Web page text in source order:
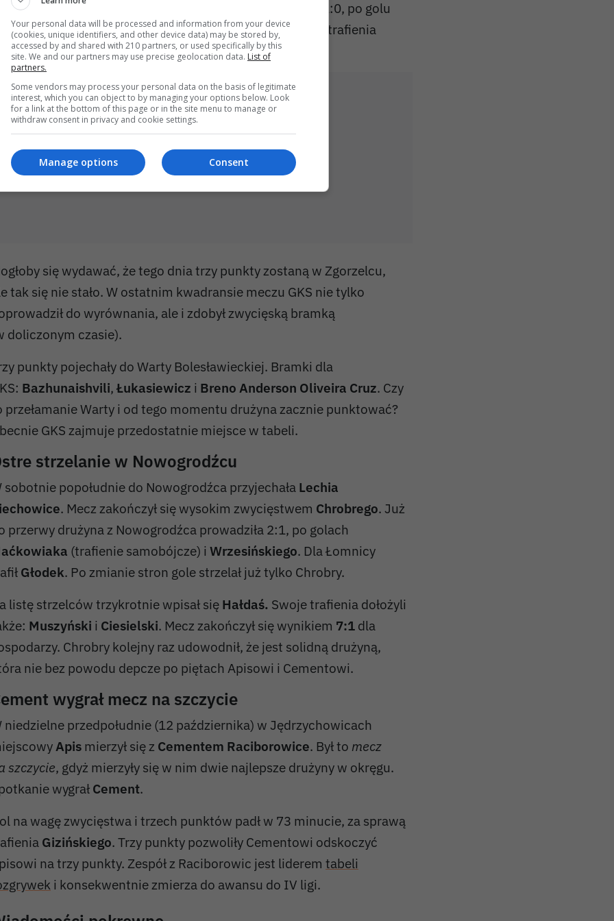
. Do przerwy gospodarze prowadzili 1:0, po golu
. W 56 minucie było 2:0 dla Nysy, za sprawą trafienia
.
się wydawać, że tego dnia trzy punkty zostaną w Zgorzelcu,
tak się nie stało. W ostatnim kwadransie meczu GKS nie tylko
do wyrównania, ale i zdobył zwycięską bramką
doliczonym czasie).
punkty pojechały do Warty Bolesławieckiej. Bramki dla
Bazhunaishvili, Łukasiewicz i Breno Anderson Oliveira Cruz. Czy
przełamanie Warty i od tego momentu drużyna zacznie punktować?
GKS zajmuje przedostatnie miejsce w tabeli.
strzelanie w Nowogrodźcu
sobotnie popołudnie do Nowogrodźca przyjechała Lechia
. Mecz zakończył się wysokim zwycięstwem Chrobrego. Już
przerwy drużyna z Nowogrodźca prowadziła 2:1, po golach
(trafienie samobójcze) i Wrzesińskiego. Dla Łomnicy
Głodek. Po zmianie stron gole strzelał już tylko Chrobry.
listę strzelców trzykrotnie wpisał się Hałdaś. Swoje trafienia dołożyli
Muszyński i Ciesielski. Mecz zakończył się wynikiem 7:1 dla
Chrobry kolejny raz udowodnił, że jest solidną drużyną,
nie bez powodu depcze po piętach Apisowi i Cementowi.
wygrał mecz na szczycie
niedzielne przedpołudnie (12 października) w Jędrzychowicach
Apis mierzył się z Cementem Raciborowice. Był to mecz
szczycie, gdyż mierzyły się w nim dwie najlepsze drużyny w okręgu.
wygrał Cement.
na wagę zwycięstwa i trzech punktów padł w 73 minucie, za sprawą
Gizińskiego. Trzy punkty pozwoliły Cementowi odskoczyć
na trzy punkty. Zespół z Raciborowic jest liderem tabeli
i konsekwentnie zmierza do awansu do IV ligi.
Your personal data will be processed and information from your device
(cookies, unique identifiers, and other device data) may be stored by,
accessed by and shared with 210 partners, or used specifically by this
site. We and our partners may use precise geolocation data. List of
partners.
Some vendors may process your personal data on the basis of legitimate
interest, which you can object to by managing your options below. Look
for a link at the bottom of this page or in the site menu to manage or
withdraw consent in privacy and cookie settings.
Consent
Manage options